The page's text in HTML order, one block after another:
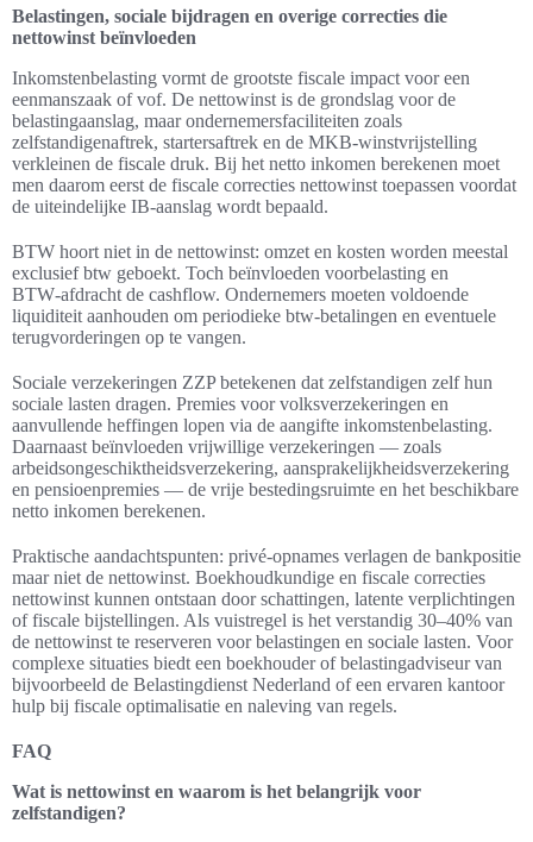
Belastingen, sociale bijdragen en overige correcties die
nettowinst beïnvloeden
Inkomstenbelasting vormt de grootste fiscale impact voor een
eenmanszaak of vof. De nettowinst is de grondslag voor de
belastingaanslag, maar ondernemersfaciliteiten zoals
zelfstandigenaftrek, startersaftrek en de MKB-winstvrijstelling
verkleinen de fiscale druk. Bij het netto inkomen berekenen moet
men daarom eerst de fiscale correcties nettowinst toepassen voordat
de uiteindelijke IB‑aanslag wordt bepaald.
BTW hoort niet in de nettowinst: omzet en kosten worden meestal
exclusief btw geboekt. Toch beïnvloeden voorbelasting en
BTW‑afdracht de cashflow. Ondernemers moeten voldoende
liquiditeit aanhouden om periodieke btw‑betalingen en eventuele
terugvorderingen op te vangen.
Sociale verzekeringen ZZP betekenen dat zelfstandigen zelf hun
sociale lasten dragen. Premies voor volksverzekeringen en
aanvullende heffingen lopen via de aangifte inkomstenbelasting.
Daarnaast beïnvloeden vrijwillige verzekeringen — zoals
arbeidsongeschiktheidsverzekering, aansprakelijkheidsverzekering
en pensioenpremies — de vrije bestedingsruimte en het beschikbare
netto inkomen berekenen.
Praktische aandachtspunten: privé-opnames verlagen de bankpositie
maar niet de nettowinst. Boekhoudkundige en fiscale correcties
nettowinst kunnen ontstaan door schattingen, latente verplichtingen
of fiscale bijstellingen. Als vuistregel is het verstandig 30–40% van
de nettowinst te reserveren voor belastingen en sociale lasten. Voor
complexe situaties biedt een boekhouder of belastingadviseur van
bijvoorbeeld de Belastingdienst Nederland of een ervaren kantoor
hulp bij fiscale optimalisatie en naleving van regels.
FAQ
Wat is nettowinst en waarom is het belangrijk voor
zelfstandigen?